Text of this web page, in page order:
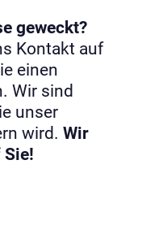
geweckt?
Kontakt auf
einen
Wir sind
unser
wird. Wir